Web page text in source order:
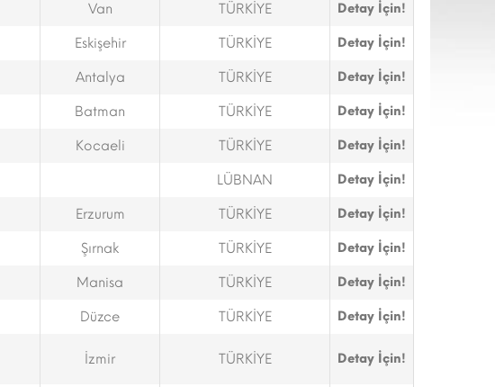
Van TÜRKİYE Detay İçin!
Eskişehir TÜRKİYE Detay İçin!
Antalya TÜRKİYE Detay İçin!
Batman TÜRKİYE Detay İçin!
Kocaeli TÜRKİYE Detay İçin!
LÜBNAN Detay İçin!
Erzurum TÜRKİYE Detay İçin!
Şırnak TÜRKİYE Detay İçin!
Manisa TÜRKİYE Detay İçin!
Düzce TÜRKİYE Detay İçin!
İzmir TÜRKİYE Detay İçin!